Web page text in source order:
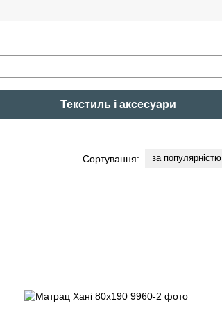
Текстиль і аксесуари
Сортування: за популярністю